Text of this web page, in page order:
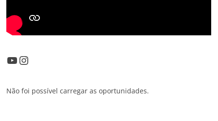
Youtube
Instagram
Não foi possível carregar as oportunidades.